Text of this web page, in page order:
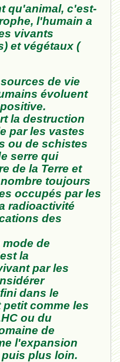
qu'animal, c'est-
l'humain a
vivants
et végétaux (
de vie
évoluent
la destruction
par les vastes
ou de schistes
serre qui
de la Terre et
toujours
occupés par les
radioactivité
des
de
la
par les
dans le
comme les
ou du
de
l'expansion
plus loin.